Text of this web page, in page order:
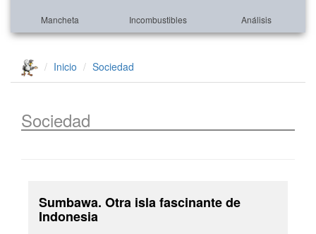
Mancheta Incombustibles Análisis
Inicio Sociedad
Sociedad
Sumbawa. Otra isla fascinante de
Indonesia